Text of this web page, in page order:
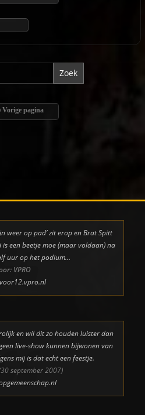
pagina
weer op pad’ zit erop en Brat Spitt
een beetje moe (maar voldaan) na
uur op het podium…
VPRO
en wil dit zo houden luister dan
live-show kunnen bijwonen van
mij is dat echt een feestje.
september 2007)